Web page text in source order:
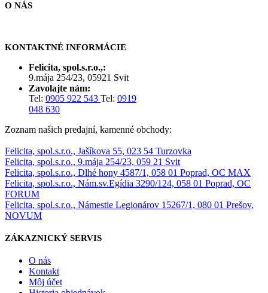
O NÁS
KONTAKTNÉ INFORMÁCIE
Felicita, spol.s.r.o.,:
9.mája 254/23, 05921 Svit
Zavolajte nám:
Tel: 0905 922 543 Tel: 0919
048 630
Zoznam našich predajní, kamenné obchody:
Felicita, spol.s.r.o., Jašíkova 55, 023 54 Turzovka
Felicita, spol.s.r.o., 9.mája 254/23, 059 21 Svit
Felicita, spol.s.r.o., Dlhé hony 4587/1, 058 01 Poprad, OC MAX
Felicita, spol.s.r.o., Nám.sv.Egídia 3290/124, 058 01 Poprad, OC
FORUM
Felicita, spol.s.r.o., Námestie Legionárov 15267/1, 080 01 Prešov,
NOVUM
ZÁKAZNICKÝ SERVIS
O nás
Kontakt
Môj účet